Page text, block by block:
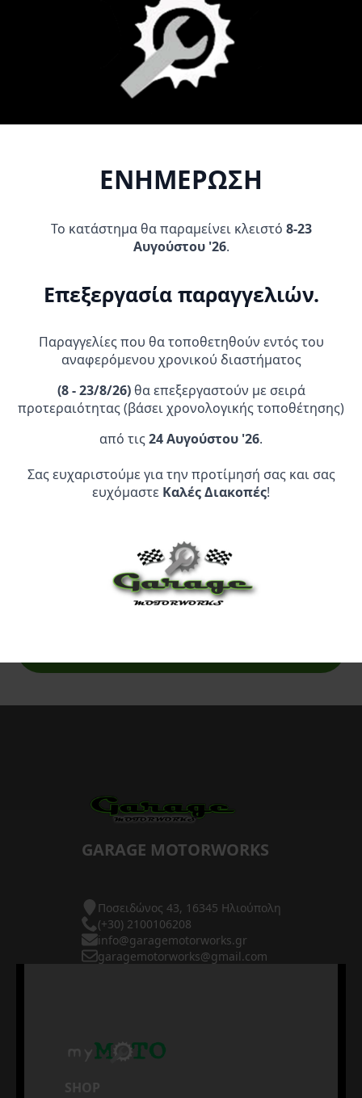
Προσθήκη Στο
31,95
Προσθήκη Στο
219,95€
Προσθήκη Στο
Καλάθι
33,95€
Προσθήκη Στο
Καλάθι
Επίσημος Αντιπρόσωπος:
GARAGE MOTORWORKS
Ποσειδώνος 43, 16345 Ηλιούπολη
(+30) 2100106208
info@garagemotorworks.gr
garagemotorworks@gmail.com
SHOP
ΕΝΗΜΕΡΩΣΗ
Το κατάστημα θα παραμείνει κλειστό 8-23
Αυγούστου '26.
Επεξεργασία παραγγελιών.
Παραγγελίες που θα τοποθετηθούν εντός του
αναφερόμενου χρονικού διαστήματος
(8 - 23/8/26)θα επεξεργαστούν με σειρά
προτεραιότητας (βάσει χρονολογικής τοποθέτησης)
από τις24 Αυγούστου '26.
Σας ευχαριστούμε για την προτίμησή σας και σας
ευχόμαστε Καλές Διακοπές!